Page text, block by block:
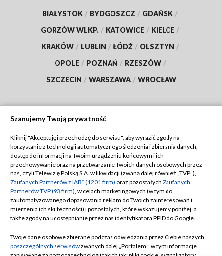
BIAŁYSTOK / BYDGOSZCZ / GDAŃSK /
GORZÓW WLKP. / KATOWICE / KIELCE /
KRAKÓW / LUBLIN / ŁÓDŹ / OLSZTYN /
OPOLE / POZNAŃ / RZESZÓW /
SZCZECIN / WARSZAWA / WROCŁAW
TVP
Abonament TVP
Emisja w TVP
Centrum informacji TVP
Naziemna Telewizja Cyfrowa
Rada Programowa
Regulamin TVP
Polityka prywatności
Moje zgody
Pomoc
Kontakt
Szanujemy Twoją prywatność
Kliknij "Akceptuję i przechodzę do serwisu", aby wyrazić zgody na
korzystanie z technologii automatycznego śledzenia i zbierania danych,
dostęp do informacji na Twoim urządzeniu końcowym i ich
przechowywanie oraz na przetwarzanie Twoich danych osobowych przez
nas, czyli Telewizję Polską S.A. w likwidacji (zwaną dalej również „TVP”),
Zaufanych Partnerów z IAB* (1201 firm) oraz pozostałych Zaufanych
Partnerów TVP (93 firm), w celach marketingowych (w tym do
zautomatyzowanego dopasowania reklam do Twoich zainteresowań i
mierzenia ich skuteczności) i pozostałych, które wskazujemy poniżej, a
także zgody na udostępnianie przez nas identyfikatora PPID do Google.
Twoje dane osobowe zbierane podczas odwiedzania przez Ciebie naszych
poszczególnych serwisówzwanych dalej „Portalem”, w tym informacje